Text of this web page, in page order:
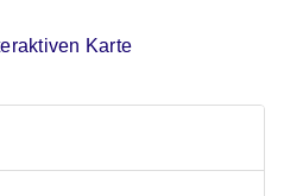
Karte